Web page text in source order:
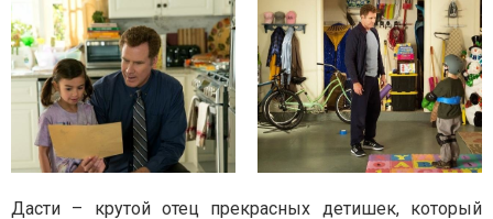
Дасти – крутой отец прекрасных детишек, который